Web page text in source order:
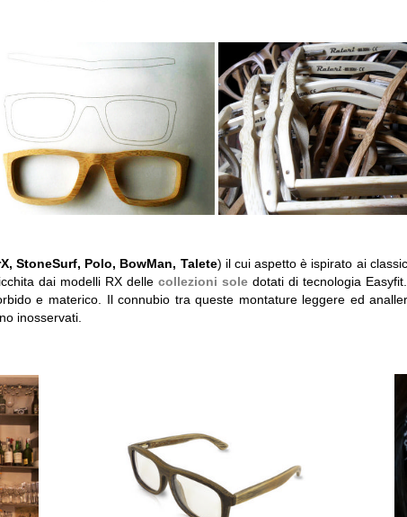
StoneSurf, Polo, BowMan, Talete) il cui aspetto è ispirato ai
dai modelli RX dellecollezioni sole dotati di tecnologia
e materico. Il connubio tra queste montature leggere ed
inosservati.